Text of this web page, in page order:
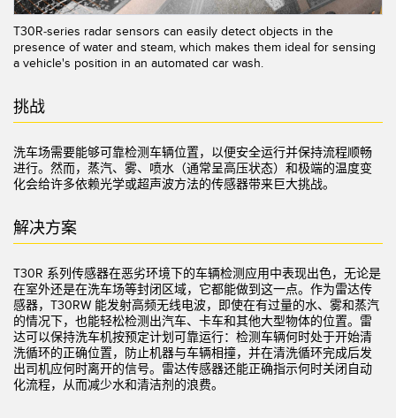
超声波传感器
光纤放大器
光纤
色标、颜色和荧光传感器
温度传感器
检测阵列和宽光束传感器
状态监测传感器
无线状态监测传感器
振动传感器
设备综合效率 (OEE)
远程监控
预测性维护与状态监控
冲洗
IO-Link
T30R-series radar sensors can easily detect objects in the
presence of water and steam, which makes them ideal for sensing
a vehicle's position in an automated car wash.
挑战
洗车场需要能够可靠检测车辆位置，以便安全运行并保持流程顺畅
进行。然而，蒸汽、雾、喷水（通常呈高压状态）和极端的温度变
化会给许多依赖光学或超声波方法的传感器带来巨大挑战。
解决方案
T30R 系列传感器在恶劣环境下的车辆检测应用中表现出色，无论是
在室外还是在洗车场等封闭区域，它都能做到这一点。作为雷达传
感器，T30RW 能发射高频无线电波，即使在有过量的水、雾和蒸汽
的情况下，也能轻松检测出汽车、卡车和其他大型物体的位置。雷
达可以保持洗车机按预定计划可靠运行：检测车辆何时处于开始清
洗循环的正确位置，防止机器与车辆相撞，并在清洗循环完成后发
出司机应何时离开的信号。雷达传感器还能正确指示何时关闭自动
化流程，从而减少水和清洁剂的浪费。